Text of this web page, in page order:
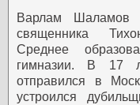
Варлам Шаламов
священника
Среднее
гимназии. В 17
отправился в
устроился